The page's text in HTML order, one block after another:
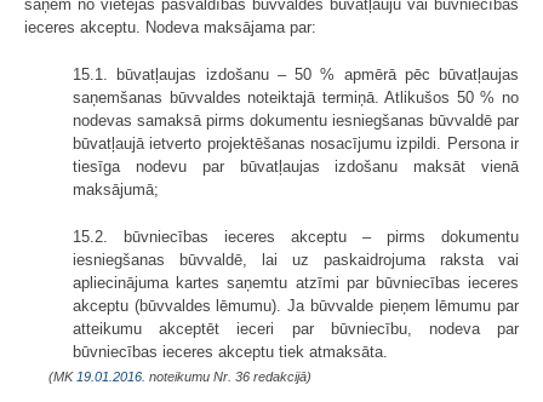
saņem no vietējās pašvaldības būvvaldes būvatļauju vai būvniecības
ieceres akceptu. Nodeva maksājama par:
15.1. būvatļaujas izdošanu – 50 % apmērā pēc būvatļaujas
saņemšanas būvvaldes noteiktajā termiņā. Atlikušos 50 % no
nodevas samaksā pirms dokumentu iesniegšanas būvvaldē par
būvatļaujā ietverto projektēšanas nosacījumu izpildi. Persona ir
tiesīga nodevu par būvatļaujas izdošanu maksāt vienā
maksājumā;
15.2. būvniecības ieceres akceptu – pirms dokumentu
iesniegšanas būvvaldē, lai uz paskaidrojuma raksta vai
apliecinājuma kartes saņemtu atzīmi par būvniecības ieceres
akceptu (būvvaldes lēmumu). Ja būvvalde pieņem lēmumu par
atteikumu akceptēt ieceri par būvniecību, nodeva par
būvniecības ieceres akceptu tiek atmaksāta.
(MK 19.01.2016. noteikumu Nr. 36 redakcijā)